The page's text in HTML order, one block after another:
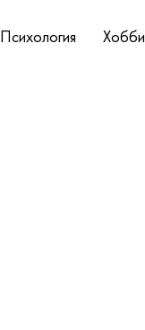
Психология Хобби